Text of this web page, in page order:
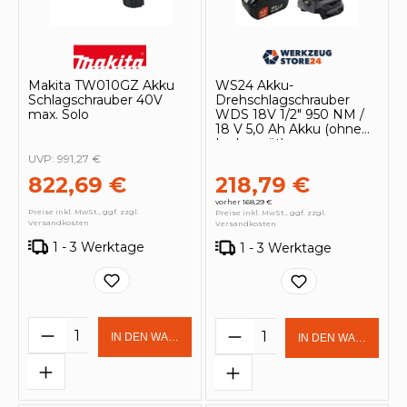
Makita TW010GZ Akku
Schlagschrauber 40V
max. Solo
822,69 €
UVP: 991,27 €
Preise inkl. MwSt., ggf. zzgl.
Versandkosten
1 - 3 Werktage
Produkt Anzahl: Gib den
IN DEN WARENKORB
WS24 Akku-
Drehschlagschrauber
WDS 18V 1/2" 950 NM /
18 V 5,0 Ah Akku (ohne
Ladegerät)
218,79 €
vorher 168,29 €
Preise inkl. MwSt., ggf. zzgl.
Versandkosten
1 - 3 Werktage
Produkt Anzahl:
IN DEN